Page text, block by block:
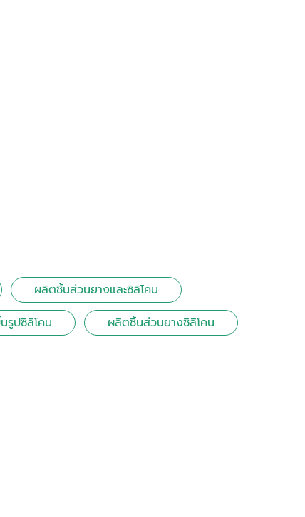
ผลิตชิ้นส่วนยางและซิลิโคน
รูปซิลิโคน
ผลิตชิ้นส่วนยางซิลิโคน